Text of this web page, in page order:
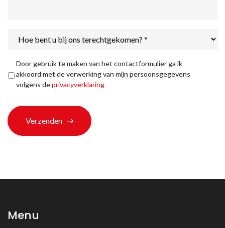
bent
ons
terechtgekomen?
Privacyverklaring *
Door gebruik te maken van het contactformulier ga ik
akkoord met de verwerking van mijn persoonsgegevens
volgens deprivacyverklaring
Verzenden
Menu